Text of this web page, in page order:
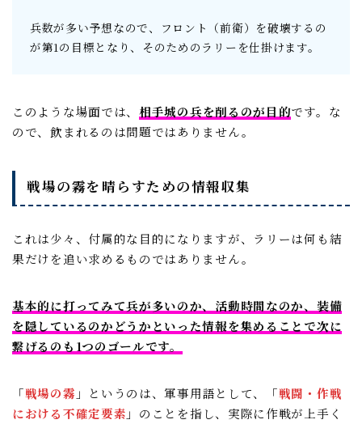
兵数が多い予想なので、フロント（前衛）を破壊するの
が第1の目標となり、そのためのラリーを仕掛けます。
このような場面では、 相手城の兵を削るのが目的です。な
ので、飲まれるのは問題ではありません。
戦場の霧を晴らすための情報収集
これは少々、付属的な目的になりますが、ラリーは何も結
果だけを追い求めるものではありません。
基本的に打ってみて兵が多いのか、活動時間なのか、装備
を隠しているのかどうかといった情報を集めることで次に
繋げるのも1つのゴールです。
「戦場の霧 」というのは、軍事用語として、「戦闘・作戦
における不確定要素 」のことを指し、実際に作戦が上手く